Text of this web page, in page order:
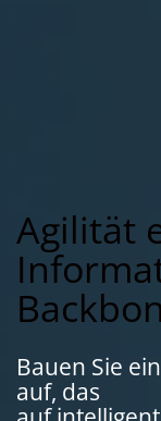
Agilität
Bauen Sie
auf, das